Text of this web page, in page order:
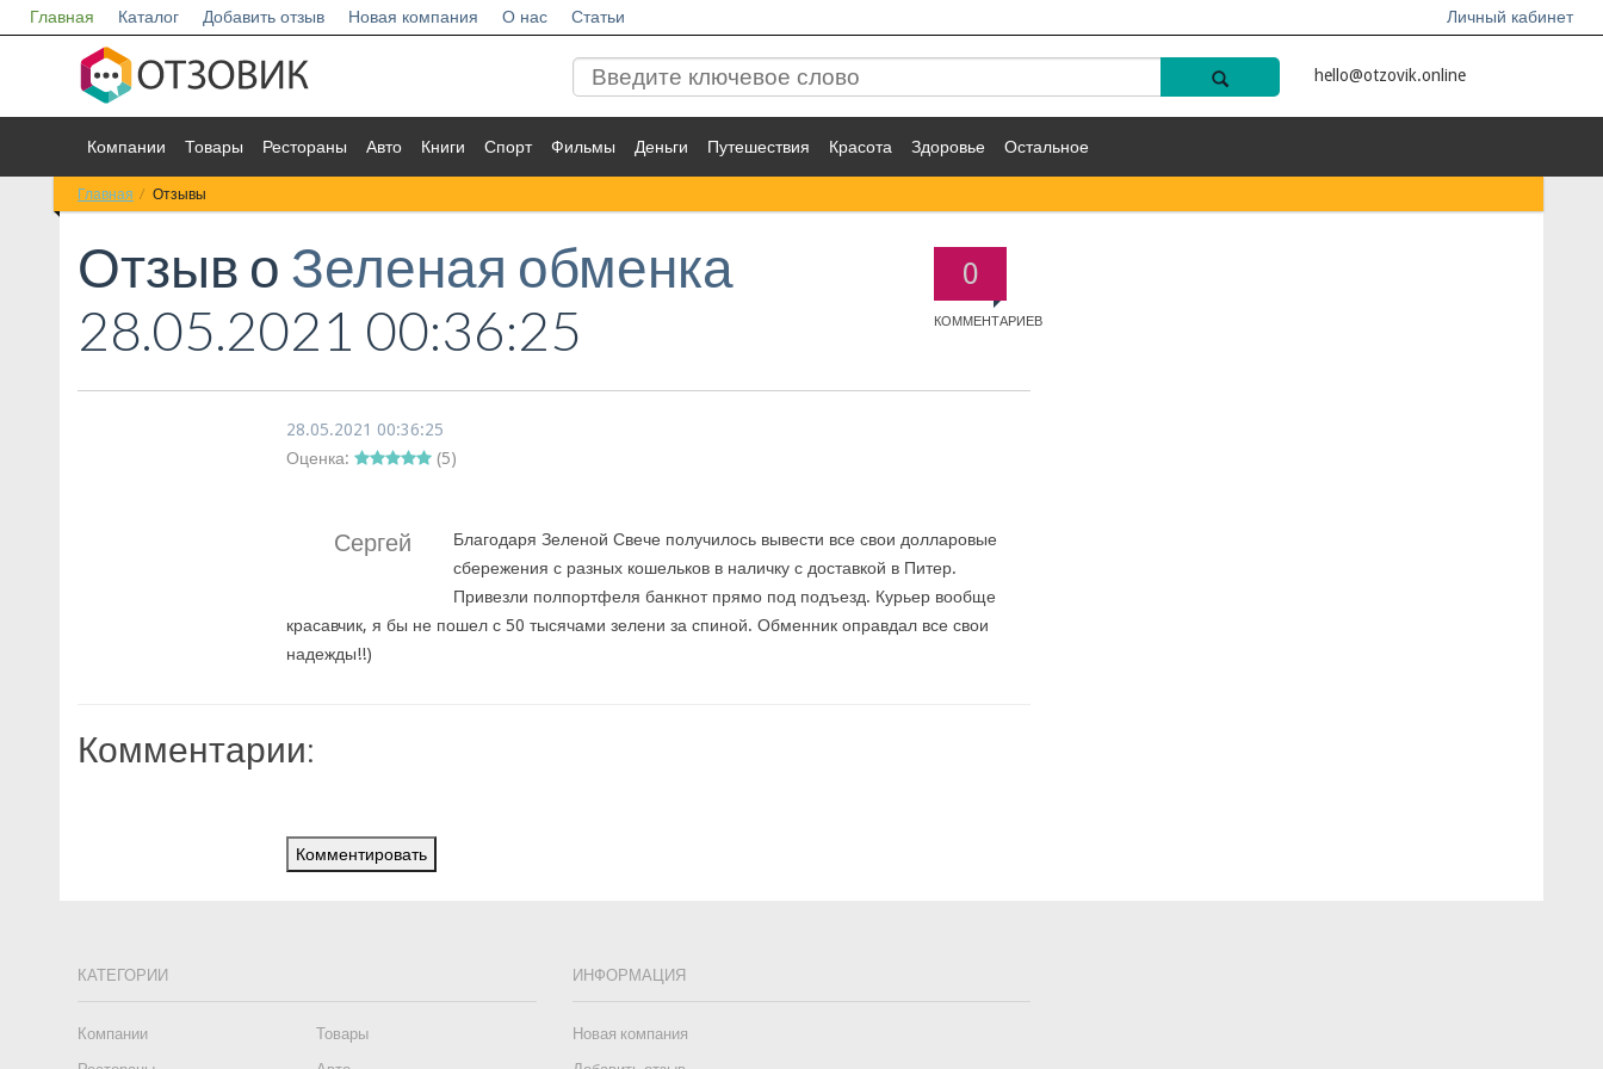
Главная Каталог Добавить отзыв Новая компания О нас Статьи Личный кабинет
hello@otzovik.online
Компании Товары Рестораны Авто Книги Спорт Фильмы Деньги Путешествия Красота Здоровье Остальное
Главная Отзывы
0
КОММЕНТАРИЕВ
Отзыв о Зеленая обменка
28.05.2021 00:36:25
28.05.2021 00:36:25
Оценка:
(5)
Сергей
Благодаря Зеленой Свече получилось вывести все свои долларовые
сбережения с разных кошельков в наличку с доставкой в Питер.
Привезли полпортфеля банкнот прямо под подъезд. Курьер вообще
красавчик, я бы не пошел с 50 тысячами зелени за спиной. Обменник оправдал все свои
надежды!!)
Комментарии:
Комментировать
КАТЕГОРИИ
Компании
Товары
ИНФОРМАЦИЯ
Новая компания